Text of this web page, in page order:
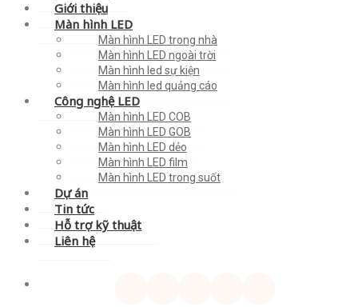
Giới thiệu
Màn hình LED
Màn hình LED trong nhà
Màn hình LED ngoài trời
Màn hình led sự kiện
Màn hình led quảng cáo
Công nghệ LED
Màn hình LED COB
Màn hình LED GOB
Màn hình LED dẻo
Màn hình LED film
Màn hình LED trong suốt
Dự án
Tin tức
Hỗ trợ kỹ thuật
Liên hệ